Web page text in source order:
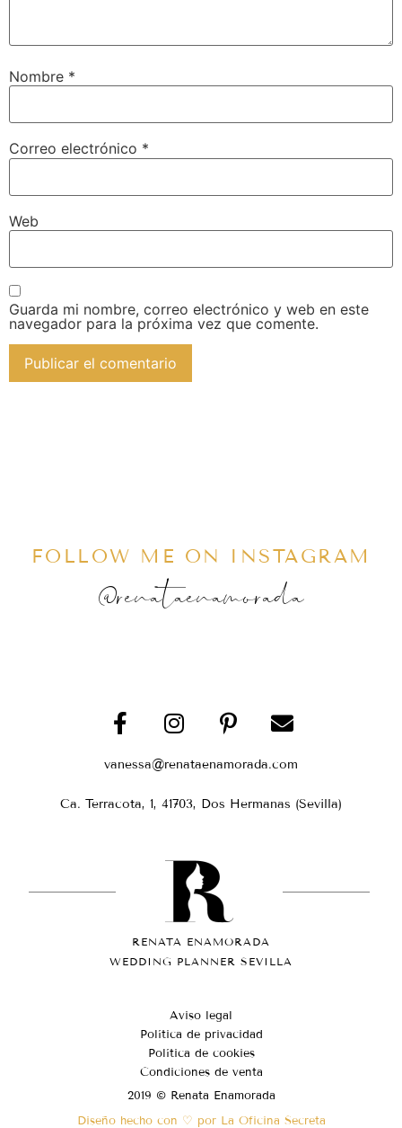
Nombre *
Correo electrónico *
Web
Guarda mi nombre, correo electrónico y web en este
navegador para la próxima vez que comente.
FOLLOW ME ON INSTAGRAM
@renataenamorada
vanessa@renataenamorada.com
Ca. Terracota, 1, 41703, Dos Hermanas (Sevilla)
RENATA ENAMORADA
WEDDING PLANNER SEVILLA
Aviso legal
Política de privacidad
Política de cookies
Condiciones de venta
2019 © Renata Enamorada
Diseño hecho con ♡ por La Oficina Secreta